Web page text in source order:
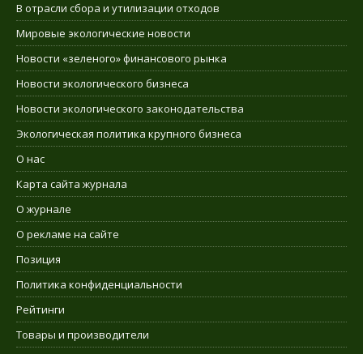
В отрасли сбора и утилизации отходов
Мировые экологические новости
Новости «зеленого» финансового рынка
Новости экологического бизнеса
Новости экологического законодательства
Экологическая политика крупного бизнеса
О нас
Карта сайта журнала
О журнале
О рекламе на сайте
Позиция
Политика конфиденциальности
Рейтинги
Товары и производители